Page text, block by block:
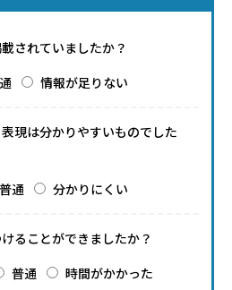
されていましたか？
情報が足りない
現は分かりやすいものでした
普通 分かりにくい
ることができましたか？
普通 時間がかかった